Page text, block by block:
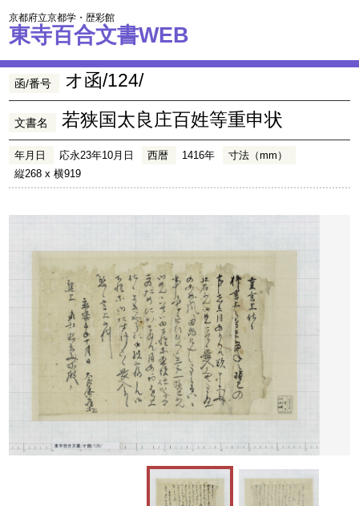
京都府立京都学・歴彩館
東寺百合文書WEB
函/番号 オ函/124/
文書名 若狭国太良庄百姓等重申状
年月日 応永23年10月日 西暦 1416年
寸法（mm）
縦268 x 横919